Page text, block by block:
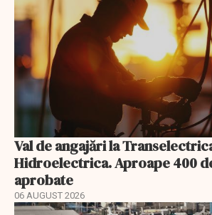
Val de angajări la
Hidroelectrica. Aproape 400
aprobate
06 AUGUST 2026